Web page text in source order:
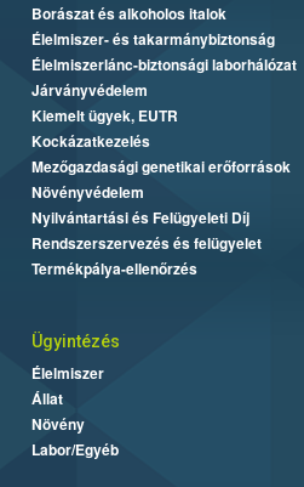
Borászat és alkoholos italok
Élelmiszer- és takarmánybiztonság
Élelmiszerlánc-biztonsági laborhálózat
Járványvédelem
Kiemelt ügyek, EUTR
Kockázatkezelés
Mezőgazdasági genetikai erőforrások
Növényvédelem
Nyilvántartási és Felügyeleti Díj
Rendszerszervezés és felügyelet
Termékpálya-ellenőrzés
Ügyintézés
Élelmiszer
Állat
Növény
Labor/Egyéb